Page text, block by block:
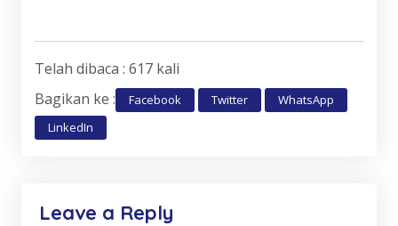
Telah dibaca : 617 kali
Bagikan ke :
Facebook Twitter
WhatsApp
LinkedIn
Leave a Reply